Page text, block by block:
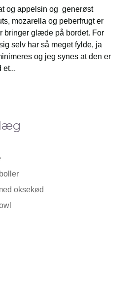
og appelsin og generøst
mozarella og peberfrugt er
bringer glæde på bordet. For
selv har så meget fylde, ja
og jeg synes at den er
et...
oksekød